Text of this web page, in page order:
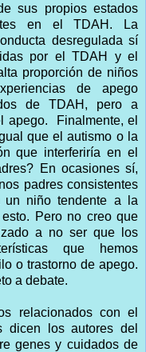
sus propios estados
en el TDAH. La
desregulada sí
por el TDAH y el
proporción de niños
de apego
de TDAH, pero a
apego. Finalmente, el
que el autismo o la
que interferiría en el
En ocasiones sí,
padres consistentes
un niño tendente a la
Pero no creo que
a no ser que los
que hemos
o trastorno de apego.
a debate.
relacionados con el
dicen los autores del
genes y cuidados de